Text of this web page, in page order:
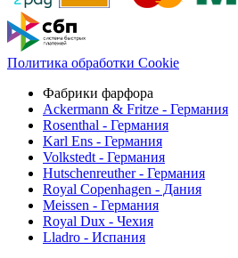
Политика обработки Cookie
Фабрики фарфора
Ackermann & Fritze - Германия
Rosenthal - Германия
Karl Ens - Германия
Volkstedt - Германия
Hutschenreuther - Германия
Royal Copenhagen - Дания
Meissen - Германия
Royal Dux - Чехия
Lladro - Испания